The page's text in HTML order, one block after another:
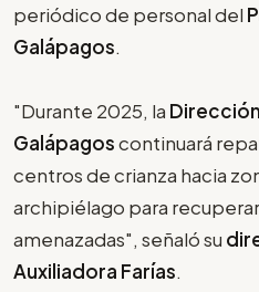
periódico de personal del
Galápagos.
"Durante 2025, la
Galápagoscontinuará
centros de crianza hacia
archipiélago para
amenazadas", señaló su
Auxiliadora Farías.